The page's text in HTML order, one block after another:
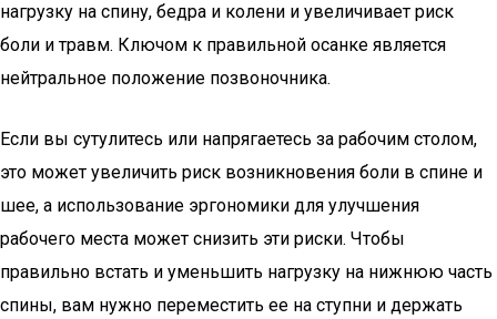
нагрузку на спину, бедра и колени и увеличивает риск
боли и травм. Ключом к правильной осанке является
нейтральное положение позвоночника.
Если вы сутулитесь или напрягаетесь за рабочим столом,
это может увеличить риск возникновения боли в спине и
шее, а использование эргономики для улучшения
рабочего места может снизить эти риски. Чтобы
правильно встать и уменьшить нагрузку на нижнюю часть
спины, вам нужно переместить ее на ступни и держать